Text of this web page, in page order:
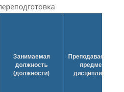
Занимаемая
должность
(должности)
Преподаваемые
предметы,
дисциплины